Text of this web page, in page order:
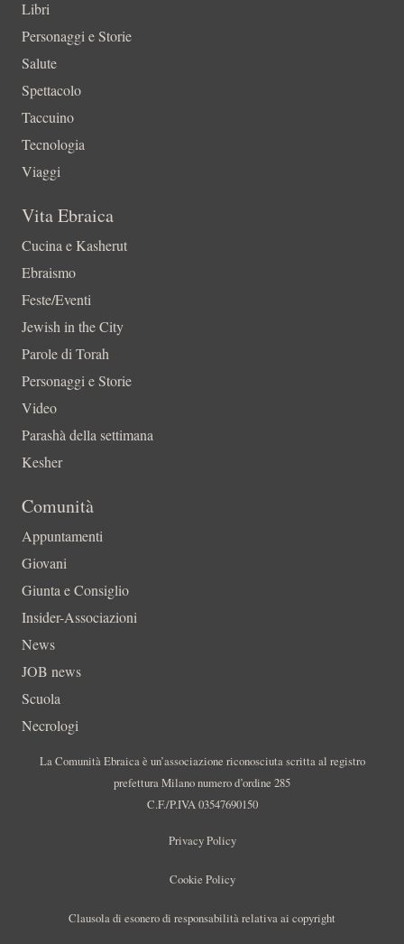
Libri
Personaggi e Storie
Salute
Spettacolo
Taccuino
Tecnologia
Viaggi
Vita Ebraica
Cucina e Kasherut
Ebraismo
Feste/Eventi
Jewish in the City
Parole di Torah
Personaggi e Storie
Video
Parashà della settimana
Kesher
Comunità
Appuntamenti
Giovani
Giunta e Consiglio
Insider-Associazioni
News
JOB news
Scuola
Necrologi
La Comunità Ebraica è un’associazione riconosciuta scritta al registro
prefettura Milano numero d’ordine 285
C.F./P.IVA 03547690150
Privacy Policy
Cookie Policy
Clausola di esonero di responsabilità relativa ai copyright